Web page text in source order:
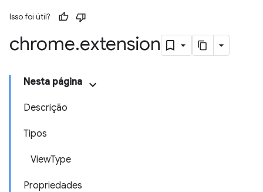
Isso foi útil?
chrome.extension
Nesta página
Descrição
Tipos
ViewType
Propriedades